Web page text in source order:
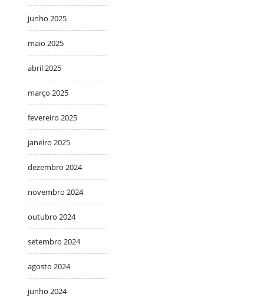
junho 2025
maio 2025
abril 2025
março 2025
fevereiro 2025
janeiro 2025
dezembro 2024
novembro 2024
outubro 2024
setembro 2024
agosto 2024
junho 2024